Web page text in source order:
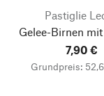
Pastiglie
Gelee-Birnen
7,90 €
Grundpreis: